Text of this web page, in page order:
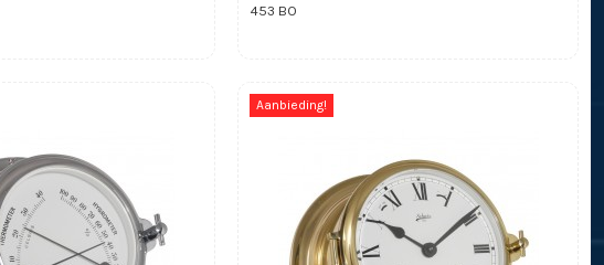
453 BO
Aanbieding!